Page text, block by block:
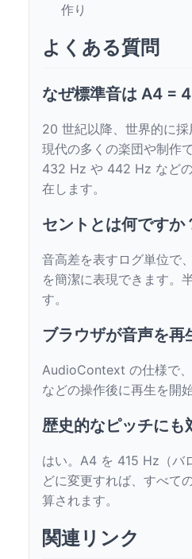
作り
よくある質問
なぜ標準音は A4 =
20 世紀以降、世界的に採
現代の多くの楽団や制作
432 Hz や 442 Hz など
在します。
セントとは何ですか
音高差を表すログ単位で
を簡潔に表現できます。
す。
ブラウザが音声を再
AudioContext の仕様で
などの操作後に再生を開
歴史的なピッチにも
はい。A4 を 415 Hz（バ
どに変更すれば、すべて
算されます。
関連リンク